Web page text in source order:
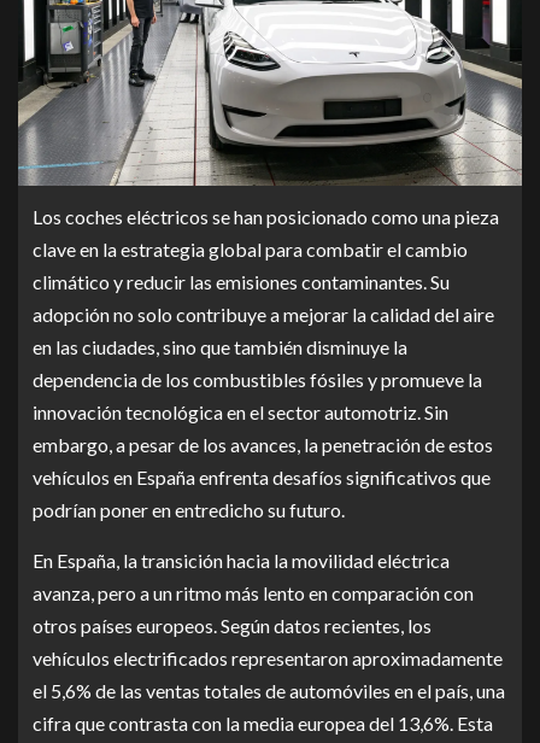
Los coches eléctricos se han posicionado como una pieza
clave en la estrategia global para combatir el cambio
climático y reducir las emisiones contaminantes. Su
adopción no solo contribuye a mejorar la calidad del aire
en las ciudades, sino que también disminuye la
dependencia de los combustibles fósiles y promueve la
innovación tecnológica en el sector automotriz. Sin
embargo, a pesar de los avances, la penetración de estos
vehículos en España enfrenta desafíos significativos que
podrían poner en entredicho su futuro.
En España, la transición hacia la movilidad eléctrica
avanza, pero a un ritmo más lento en comparación con
otros países europeos. Según datos recientes, los
vehículos electrificados representaron aproximadamente
el 5,6% de las ventas totales de automóviles en el país, una
cifra que contrasta con la media europea del 13,6%. Esta